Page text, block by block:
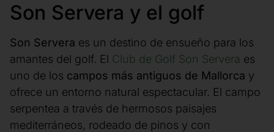
Son Servera y el golf
Son Servera es un destino de ensueño para los
amantes del golf. El Club de Golf Son Servera es
uno de los campos más antiguos de Mallorca y
ofrece un entorno natural espectacular. El campo
serpentea a través de hermosos paisajes
mediterráneos, rodeado de pinos y con